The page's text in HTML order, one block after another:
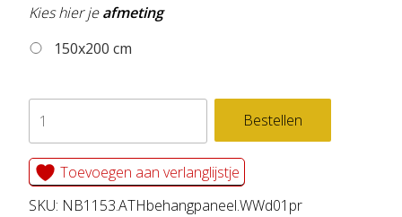
Kies hier jeafmeting
150x200 cm
behangpaneel
BATH
aantal
Bestellen
Toevoegen aan verlanglijstje
SKU: NB1153.ATHbehangpaneel.WWd01pr